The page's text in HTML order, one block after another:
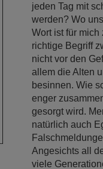
jeden Tag mit
werden? Wo
Wort ist für mich
richtige Begriff
nicht vor den
allem die Alten
besinnen. Wie
enger
gesorgt wird.
natürlich auch
Angesichts all
viele